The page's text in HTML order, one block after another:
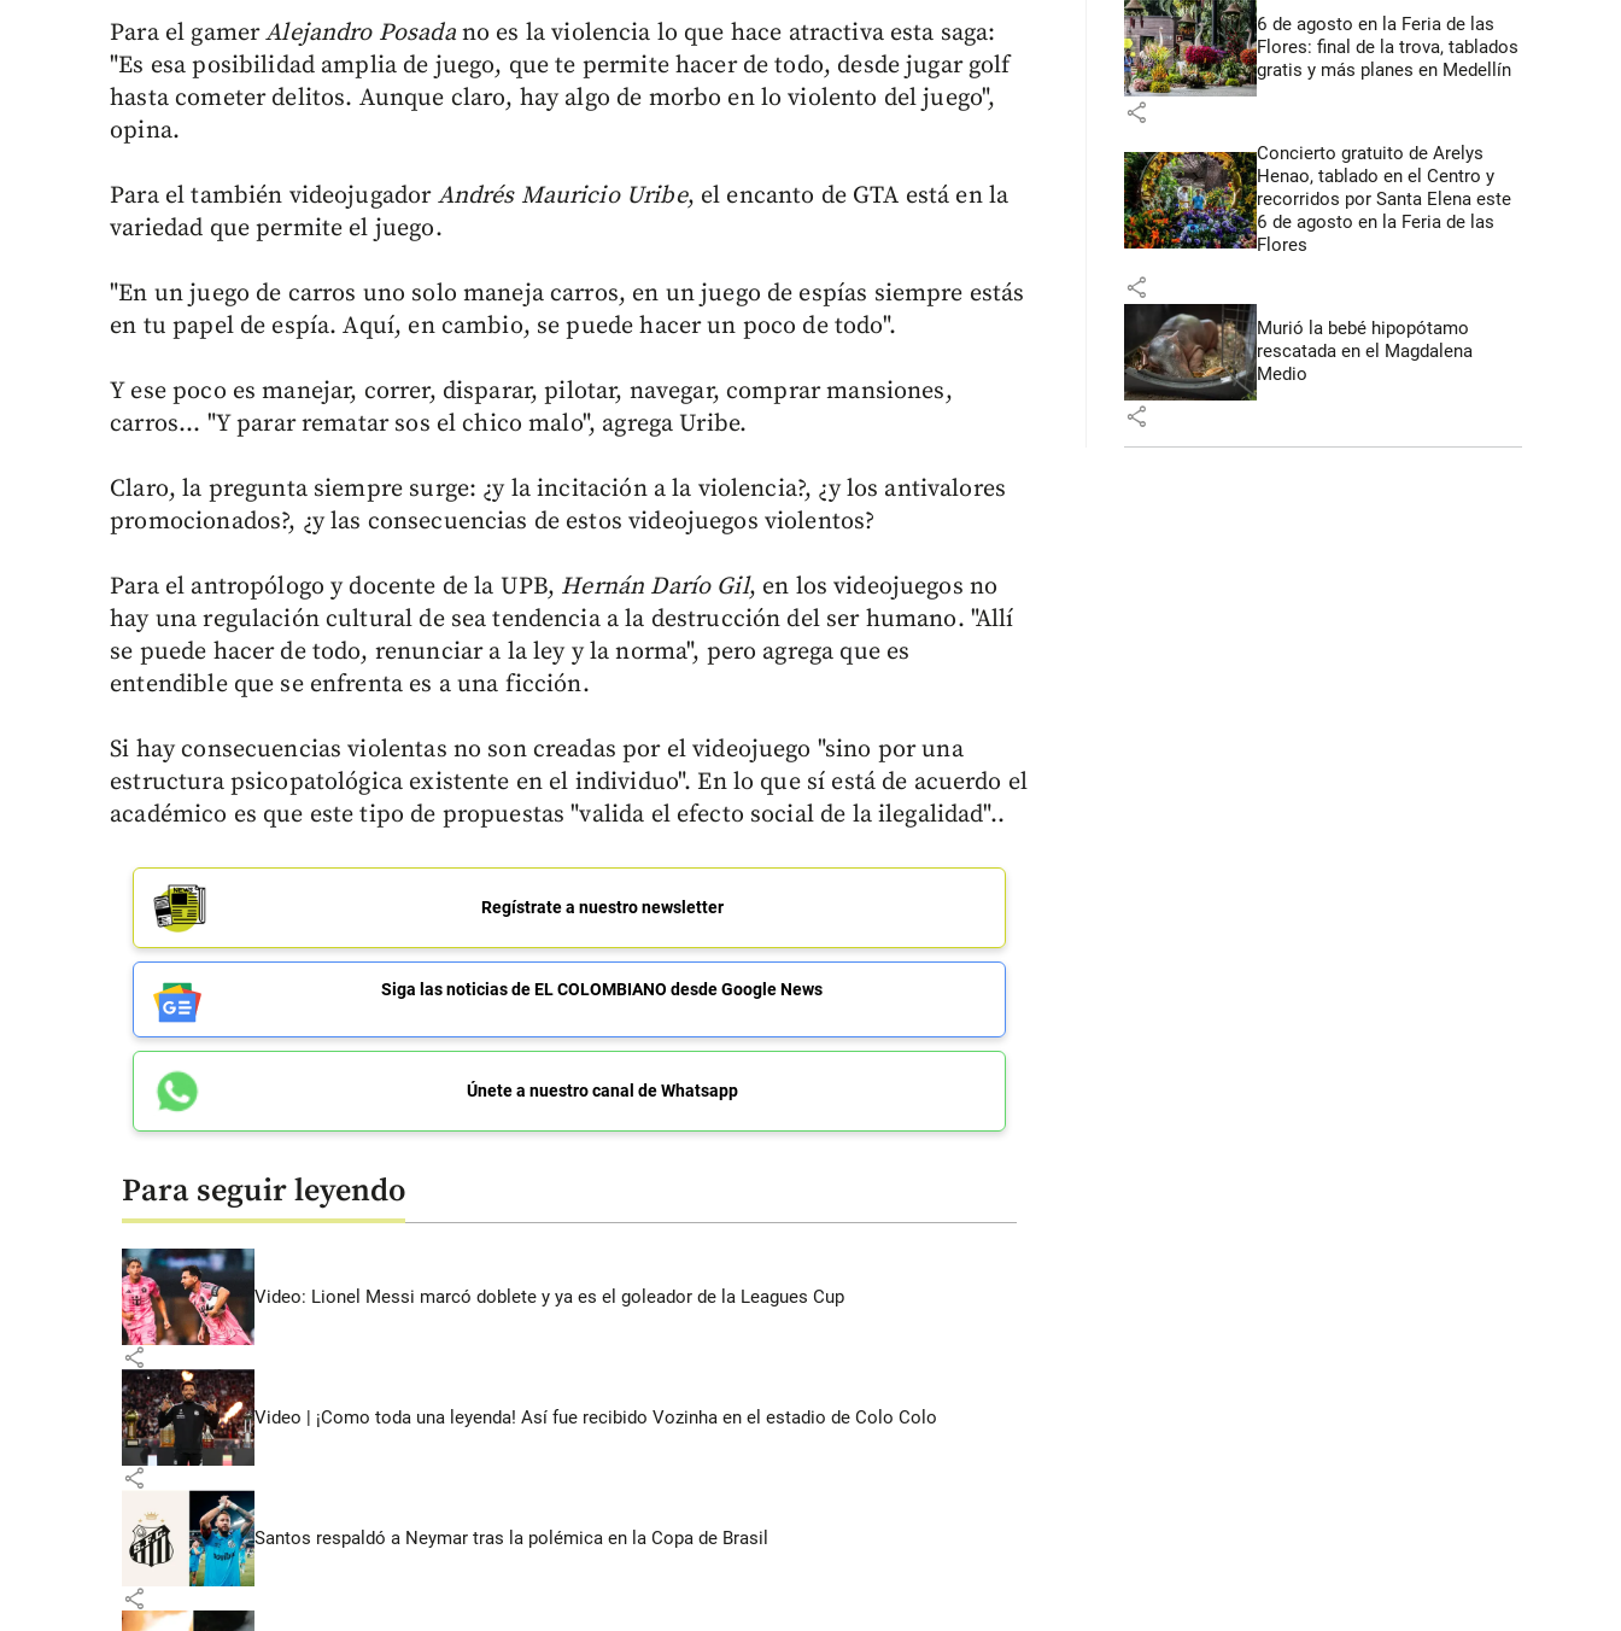
Para el gamerAlejandro Posadano es la violencia lo que hace atractiva esta saga:
"Es esa posibilidad amplia de juego, que te permite hacer de todo, desde jugar golf
hasta cometer delitos. Aunque claro, hay algo de morbo en lo violento del juego",
opina.
Para el también videojugador Andrés Mauricio Uribe, el encanto de GTA está en la
variedad que permite el juego.
"En un juego de carros uno solo maneja carros, en un juego de espías siempre estás
en tu papel de espía. Aquí, en cambio, se puede hacer un poco de todo".
Y ese poco es manejar, correr, disparar, pilotar, navegar, comprar mansiones,
carros... "Y parar rematar sos el chico malo", agrega Uribe.
Claro, la pregunta siempre surge: ¿y la incitación a la violencia?, ¿y los antivalores
promocionados?, ¿y las consecuencias de estos videojuegos violentos?
Para el antropólogo y docente de la UPB, Hernán Darío Gil, en los videojuegos no
hay una regulación cultural de sea tendencia a la destrucción del ser humano. "Allí
se puede hacer de todo, renunciar a la ley y la norma", pero agrega que es
entendible que se enfrenta es a una ficción.
Si hay consecuencias violentas no son creadas por el videojuego "sino por una
estructura psicopatológica existente en el individuo". En lo que sí está de acuerdo el
académico es que este tipo de propuestas "valida el efecto social de la ilegalidad"..
Regístrate a nuestro newsletter
Siga las noticias de EL COLOMBIANO desde Google News
Únete a nuestro canal de Whatsapp
Para seguir leyendo
Video: Lionel Messi marcó doblete y ya es el goleador de la Leagues Cup
share
Video | ¡Como toda una leyenda! Así fue recibido Vozinha en el estadio de Colo Colo
share
Santos respaldó a Neymar tras la polémica en la Copa de Brasil
share
6 de agosto en la Feria de las
Flores: final de la trova, tablados
gratis y más planes en Medellín
share
Concierto gratuito de Arelys
Henao, tablado en el Centro y
recorridos por Santa Elena este
6 de agosto en la Feria de las
Flores
share
Murió la bebé hipopótamo
rescatada en el Magdalena
Medio
share